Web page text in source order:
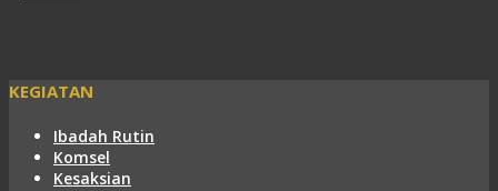
KEGIATAN
Ibadah Rutin
Komsel
Kesaksian